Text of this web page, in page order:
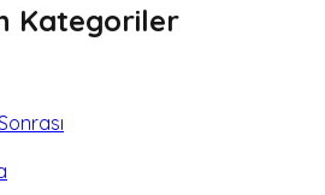
Kategoriler